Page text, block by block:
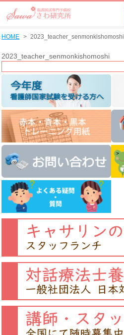
HOME 2023_teacher_senmonkishomoshi
2023_teacher_senmonkishomoshi